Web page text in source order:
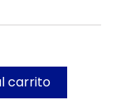
carrito